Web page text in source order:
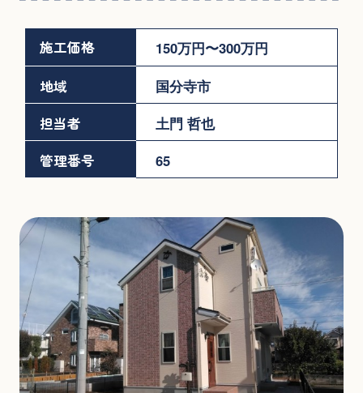
施工価格
150万円〜300万円
地域
国分寺市
担当者
土門 哲也
管理番号
65